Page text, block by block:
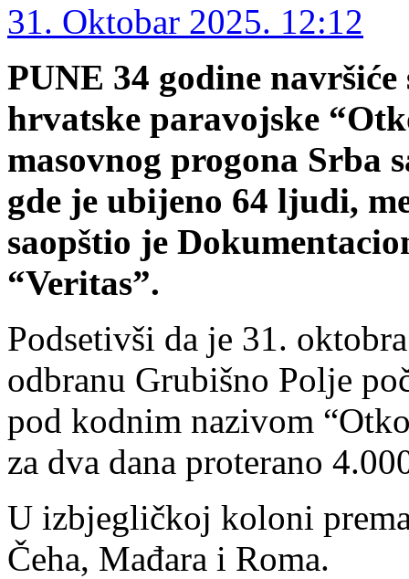
31. Oktobar 2025. 12:12
PUNE 34 godine
hrvatske paravojske
masovnog progona Srba
gde je ubijeno 64 ljudi,
saopštio je
“Veritas”.
Podsetivši da je 31.
odbranu Grubišno Polje
pod kodnim nazivom
za dva dana proterano
U izbjegličkoj koloni
Čeha, Mađara i Roma.